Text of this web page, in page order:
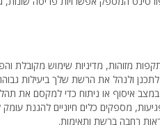
מזוהות, מדיניות שימוש מקובלת
ולנהל את הרשת שלך ביעילות
מספקים כלים חיוניים להגנת